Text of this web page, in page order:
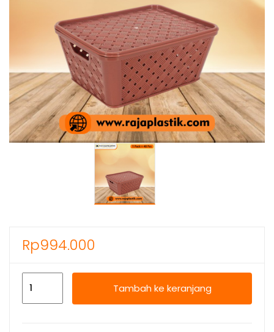
Rp994.000
Tambah ke keranjang